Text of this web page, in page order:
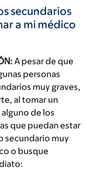
secundarios
a mi médico
A pesar de que
personas
muy graves,
al tomar un
de los
que puedan estar
secundario muy
o busque